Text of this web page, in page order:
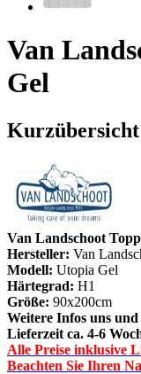
Van
Gel
Kurzübersicht
Van Landschoot
Hersteller: Van
Modell: Utopia Gel
Härtegrad: H1
Größe: 90x200cm
Weitere Infos uns
Lieferzeit ca. 4-6
Alle Preise inklusive
Beachten Sie Ihren